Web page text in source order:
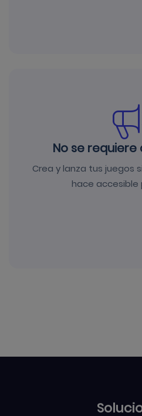
No se
Crea y lanza tus juegos
hace accesible